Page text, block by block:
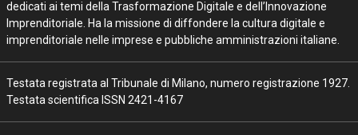
dedicati ai temi della Trasformazione Digitale e dell’Innovazione
Imprenditoriale. Ha la missione di diffondere la cultura digitale e
imprenditoriale nelle imprese e pubbliche amministrazioni italiane.
Testata registrata al Tribunale di Milano, numero registrazione 1927.
Testata scientifica ISSN 2421-4167